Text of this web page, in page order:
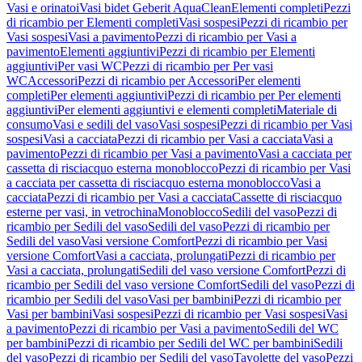
Vasi e orinatoiVasi bidet Geberit AquaCleanElementi completiPezzi
di ricambio per Elementi completiVasi sospesiPezzi di ricambio per
Vasi sospesiVasi a pavimentoPezzi di ricambio per Vasi a
pavimentoElementi aggiuntiviPezzi di ricambio per Elementi
aggiuntiviPer vasi WCPezzi di ricambio per Per vasi
WCAccessoriPezzi di ricambio per AccessoriPer elementi
completiPer elementi aggiuntiviPezzi di ricambio per Per elementi
aggiuntiviPer elementi aggiuntivi e elementi completiMateriale di
consumoVasi e sedili del vasoVasi sospesiPezzi di ricambio per Vasi
sospesiVasi a cacciataPezzi di ricambio per Vasi a cacciataVasi a
pavimentoPezzi di ricambio per Vasi a pavimentoVasi a cacciata per
cassetta di risciacquo esterna monobloccoPezzi di ricambio per Vasi
a cacciata per cassetta di risciacquo esterna monobloccoVasi a
cacciataPezzi di ricambio per Vasi a cacciataCassette di risciacquo
esterne per vasi, in vetrochinaMonobloccoSedili del vasoPezzi di
ricambio per Sedili del vasoSedili del vasoPezzi di ricambio per
Sedili del vasoVasi versione ComfortPezzi di ricambio per Vasi
versione ComfortVasi a cacciata, prolungatiPezzi di ricambio per
Vasi a cacciata, prolungatiSedili del vaso versione ComfortPezzi di
ricambio per Sedili del vaso versione ComfortSedili del vasoPezzi di
ricambio per Sedili del vasoVasi per bambiniPezzi di ricambio per
Vasi per bambiniVasi sospesiPezzi di ricambio per Vasi sospesiVasi
a pavimentoPezzi di ricambio per Vasi a pavimentoSedili del WC
per bambiniPezzi di ricambio per Sedili del WC per bambiniSedili
del vasoPezzi di ricambio per Sedili del vasoTavolette del vasoPezzi